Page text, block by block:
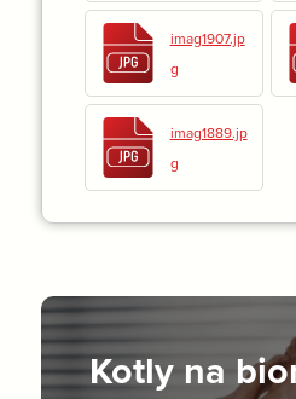
imag1907.jp
g
imag1889.jp
g
Kotly na